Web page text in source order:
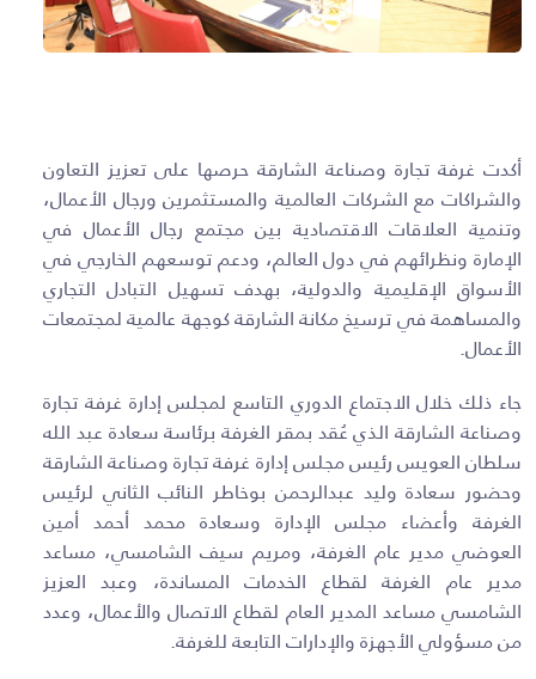
أكدت غرفة تجارة وصناعة الشارقة حرصها على تعزيز التعاون
والشراكات مع الشركات العالمية والمستثمرين ورجال الأعمال،
وتنمية العلاقات الاقتصادية بين مجتمع رجال الأعمال في
الإمارة ونظرائهم في دول العالم، ودعم توسعهم الخارجي في
الأسواق الإقليمية والدولية، بهدف تسهيل التبادل التجاري
والمساهمة في ترسيخ مكانة الشارقة كوجهة عالمية لمجتمعات
الأعمال.
جاء ذلك خلال الاجتماع الدوري التاسع لمجلس إدارة غرفة تجارة
وصناعة الشارقة الذي عُقد بمقر الغرفة برئاسة سعادة عبد الله
سلطان العويس رئيس مجلس إدارة غرفة تجارة وصناعة الشارقة
وحضور سعادة وليد عبدالرحمن بوخاطر النائب الثاني لرئيس
الغرفة وأعضاء مجلس الإدارة وسعادة محمد أحمد أمين
العوضي مدير عام الغرفة، ومريم سيف الشامسي، مساعد
مدير عام الغرفة لقطاع الخدمات المساندة، وعبد العزيز
الشامسي مساعد المدير العام لقطاع الاتصال والأعمال، وعدد
من مسؤولي الأجهزة والإدارات التابعة للغرفة.